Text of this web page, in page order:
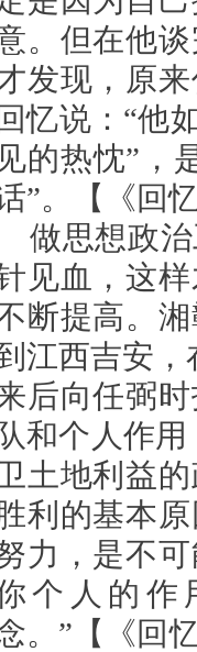
。但在他
发现，原
回忆说： “他
见的热忱”，
”。【《回
做思想政
见血，这
断提高。
江西吉安
后向任弼
队和个人作
土地利益
利的基本
力，是不
个人的作
。”【《回